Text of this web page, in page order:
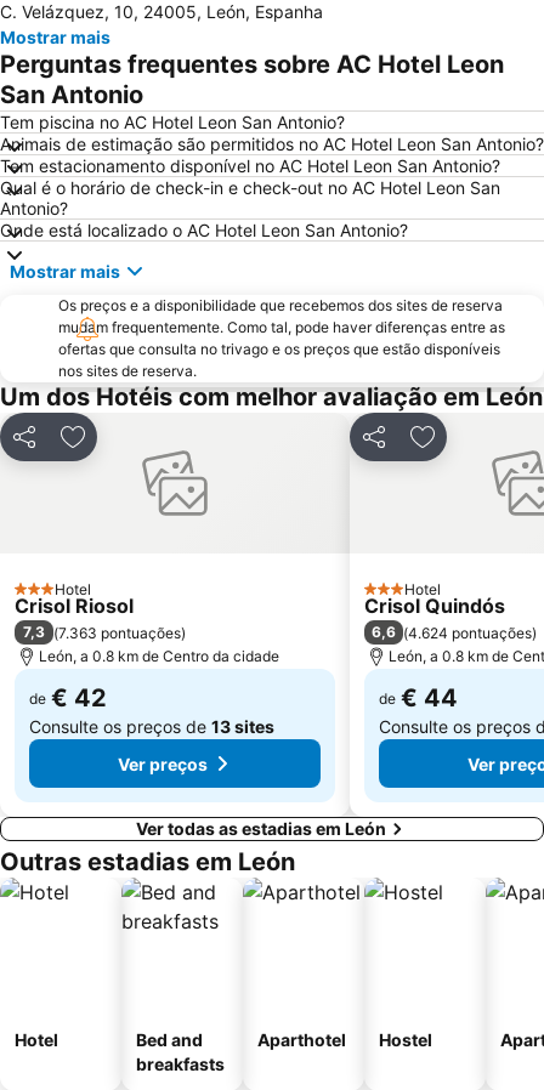
Bairro úmido / molhado
Ayuntamiento
Termas romanas menores
C. Velázquez, 10, 24005, León, Espanha
Mostrar mais
Perguntas frequentes sobre AC Hotel Leon
San Antonio
Tem piscina no AC Hotel Leon San Antonio?
Animais de estimação são permitidos no AC Hotel Leon San Antonio?
Tem estacionamento disponível no AC Hotel Leon San Antonio?
Qual é o horário de check-in e check-out no AC Hotel Leon San
Antonio?
Onde está localizado o AC Hotel Leon San Antonio?
Mostrar mais
Os preços e a disponibilidade que recebemos dos sites de reserva
mudam frequentemente. Como tal, pode haver diferenças entre as
ofertas que consulta no trivago e os preços que estão disponíveis
nos sites de reserva.
Um dos Hotéis com melhor avaliação em León
PartilharAdicionar aos favoritos
3 Estrelas
Hotel
Crisol Riosol
7,3 (7.363 pontuações)
León, a 0.8 km de Centro da cidade
de € 42
Consulte os preços de 13 sites
Ver preços
PartilharAdicionar
3 Estrelas
Hotel
Crisol Quindós
6,6 (4.624 pontuações)
León, a 0.8 km de
de € 44
Consulte os preços
Ver
Ver todas as estadias em León
Outras estadias em León
Hotel
Bed and
breakfasts
Aparthotel Hostel